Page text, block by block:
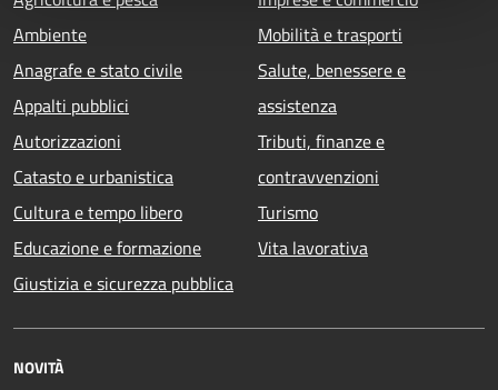
Ambiente
Anagrafe e stato civile
Appalti pubblici
Autorizzazioni
Catasto e urbanistica
Cultura e tempo libero
Educazione e formazione
Giustizia e sicurezza pubblica
Mobilità e trasporti
Salute, benessere e
assistenza
Tributi, finanze e
contravvenzioni
Turismo
Vita lavorativa
NOVITÀ